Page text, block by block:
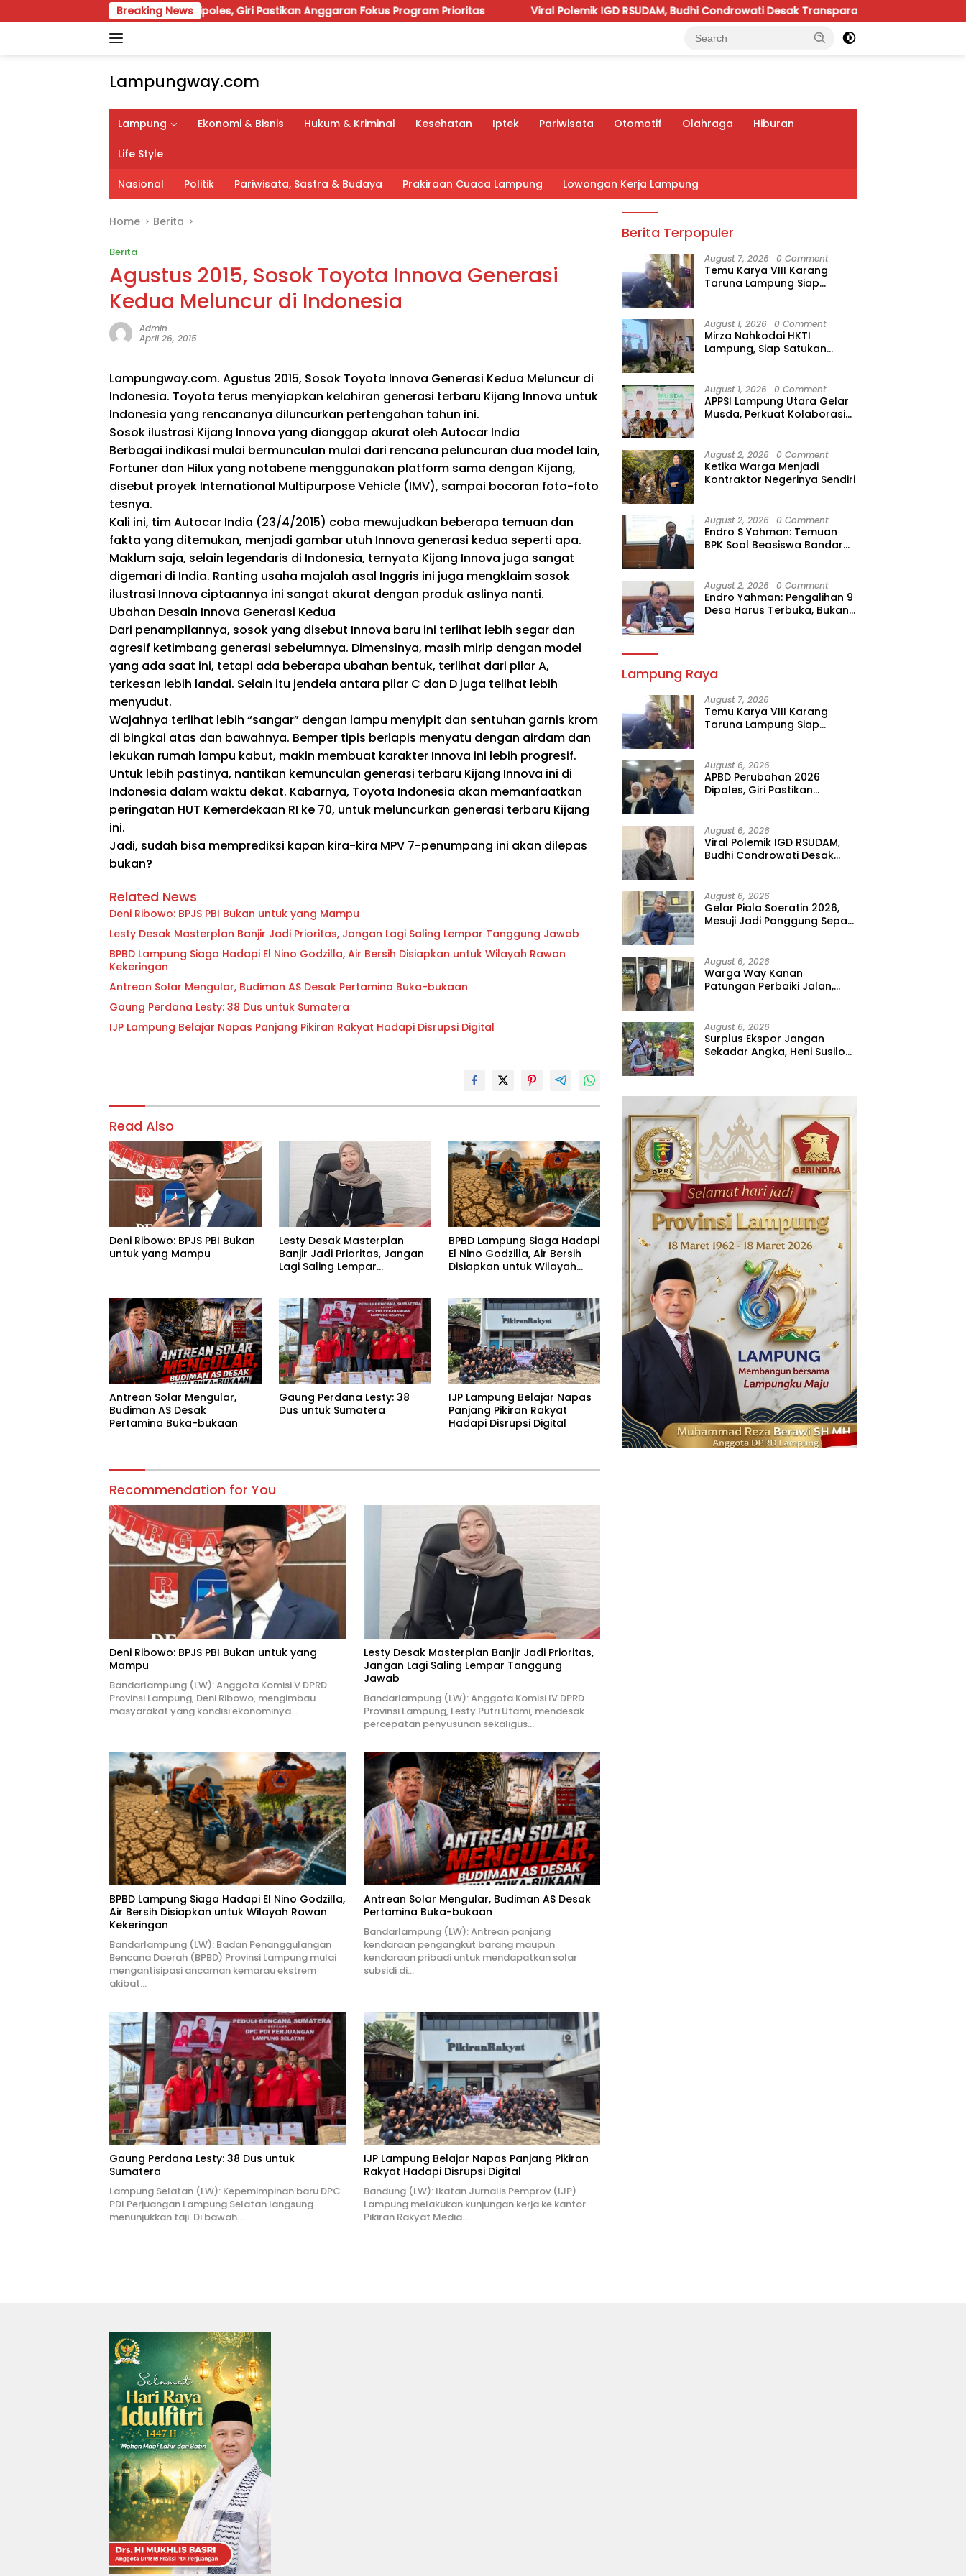
to
Breaking News
Perubahan 2026 Dipoles, Giri Pastikan Anggaran Fokus Program Prioritas Viral Polemik IGD RSUDAM, Budhi Condrowati Desak Transparansi Pelayanan
Lampungway.com
Berita
Daerah
Lampung
Terpercaya
dan
Terupdate
Lampung Ekonomi & Bisnis Hukum & Kriminal Kesehatan Iptek Pariwisata Otomotif Olahraga Hiburan
Life Style
Nasional Politik Pariwisata, Sastra & Budaya Prakiraan Cuaca Lampung Lowongan Kerja Lampung
Home Berita
Berita
Agustus 2015, Sosok Toyota Innova Generasi
Kedua Meluncur di Indonesia
Admin
April 26, 2015
Lampungway.com. Agustus 2015, Sosok Toyota Innova Generasi Kedua Meluncur di
Indonesia. Toyota terus menyiapkan kelahiran generasi terbaru Kijang Innova untuk
Indonesia yang rencananya diluncurkan pertengahan tahun ini.
Sosok ilustrasi Kijang Innova yang dianggap akurat oleh Autocar India
Berbagai indikasi mulai bermunculan mulai dari rencana peluncuran dua model lain,
Fortuner dan Hilux yang notabene menggunakan platform sama dengan Kijang,
disebut proyek International Multipurpose Vehicle (IMV), sampai bocoran foto-foto
tesnya.
Kali ini, tim Autocar India (23/4/2015) coba mewujudkan beberapa temuan dan
fakta yang ditemukan, menjadi gambar utuh Innova generasi kedua seperti apa.
Maklum saja, selain legendaris di Indonesia, ternyata Kijang Innova juga sangat
digemari di India. Ranting usaha majalah asal Inggris ini juga mengklaim sosok
ilustrasi Innova ciptaannya ini sangat akurat dengan produk aslinya nanti.
Ubahan Desain Innova Generasi Kedua
Dari penampilannya, sosok yang disebut Innova baru ini terlihat lebih segar dan
agresif ketimbang generasi sebelumnya. Dimensinya, masih mirip dengan model
yang ada saat ini, tetapi ada beberapa ubahan bentuk, terlihat dari pilar A,
terkesan lebih landai. Selain itu jendela antara pilar C dan D juga telihat lebih
menyudut.
Wajahnya terlihat lebih “sangar” dengan lampu menyipit dan sentuhan garnis krom
di bingkai atas dan bawahnya. Bemper tipis berlapis menyatu dengan airdam dan
lekukan rumah lampu kabut, makin membuat karakter Innova ini lebih progresif.
Untuk lebih pastinya, nantikan kemunculan generasi terbaru Kijang Innova ini di
Indonesia dalam waktu dekat. Kabarnya, Toyota Indonesia akan memanfaatkan
peringatan HUT Kemerdekaan RI ke 70, untuk meluncurkan generasi terbaru Kijang
ini.
Jadi, sudah bisa memprediksi kapan kira-kira MPV 7-penumpang ini akan dilepas
bukan?
Related News
Deni Ribowo: BPJS PBI Bukan untuk yang Mampu
Lesty Desak Masterplan Banjir Jadi Prioritas, Jangan Lagi Saling Lempar Tanggung Jawab
BPBD Lampung Siaga Hadapi El Nino Godzilla, Air Bersih Disiapkan untuk Wilayah Rawan
Kekeringan
Antrean Solar Mengular, Budiman AS Desak Pertamina Buka-bukaan
Gaung Perdana Lesty: 38 Dus untuk Sumatera
IJP Lampung Belajar Napas Panjang Pikiran Rakyat Hadapi Disrupsi Digital
Read Also
Deni Ribowo: BPJS PBI Bukan
untuk yang Mampu
Lesty Desak Masterplan
Banjir Jadi Prioritas, Jangan
Lagi Saling Lempar
BPBD Lampung Siaga Hadapi
El Nino Godzilla, Air Bersih
Disiapkan untuk Wilayah
Antrean Solar Mengular,
Budiman AS Desak
Pertamina Buka-bukaan
Gaung Perdana Lesty: 38
Dus untuk Sumatera
IJP Lampung Belajar Napas
Panjang Pikiran Rakyat
Hadapi Disrupsi Digital
Recommendation for You
Deni Ribowo: BPJS PBI Bukan untuk yang
Mampu
Bandarlampung (LW): Anggota Komisi V DPRD
Provinsi Lampung, Deni Ribowo, mengimbau
masyarakat yang kondisi ekonominya…
Lesty Desak Masterplan Banjir Jadi Prioritas,
Jangan Lagi Saling Lempar Tanggung
Jawab
Bandarlampung (LW): Anggota Komisi IV DPRD
Provinsi Lampung, Lesty Putri Utami, mendesak
percepatan penyusunan sekaligus…
BPBD Lampung Siaga Hadapi El Nino Godzilla,
Air Bersih Disiapkan untuk Wilayah Rawan
Kekeringan
Bandarlampung (LW): Badan Penanggulangan
Bencana Daerah (BPBD) Provinsi Lampung mulai
mengantisipasi ancaman kemarau ekstrem
akibat…
Antrean Solar Mengular, Budiman AS Desak
Pertamina Buka-bukaan
Bandarlampung (LW): Antrean panjang
kendaraan pengangkut barang maupun
kendaraan pribadi untuk mendapatkan solar
subsidi di…
Gaung Perdana Lesty: 38 Dus untuk
Sumatera
Lampung Selatan (LW): Kepemimpinan baru DPC
PDI Perjuangan Lampung Selatan langsung
menunjukkan taji. Di bawah…
IJP Lampung Belajar Napas Panjang Pikiran
Rakyat Hadapi Disrupsi Digital
Bandung (LW): Ikatan Jurnalis Pemprov (IJP)
Lampung melakukan kunjungan kerja ke kantor
Pikiran Rakyat Media…
Berita Terpopuler
August 7, 2026 0 Comment
Temu Karya VIII Karang
Taruna Lampung Siap
August 1, 2026 0 Comment
Mirza Nahkodai HKTI
Lampung, Siap Satukan
August 1, 2026 0 Comment
APPSI Lampung Utara Gelar
Musda, Perkuat Kolaborasi
Bermartabat
August 2, 2026 0 Comment
Ketika Warga Menjadi
Kontraktor Negerinya Sendiri
August 2, 2026 0 Comment
Endro S Yahman: Temuan
BPK Soal Beasiswa Bandar
August 2, 2026 0 Comment
Endro Yahman: Pengalihan 9
Desa Harus Terbuka, Bukan
Lampung Raya
August 7, 2026
Temu Karya VIII Karang
Taruna Lampung Siap
August 6, 2026
APBD Perubahan 2026
Dipoles, Giri Pastikan
August 6, 2026
Viral Polemik IGD RSUDAM,
Budhi Condrowati Desak
August 6, 2026
Gelar Piala Soeratin 2026,
Mesuji Jadi Panggung Sepak
August 6, 2026
Warga Way Kanan
Patungan Perbaiki Jalan,
August 6, 2026
Surplus Ekspor Jangan
Sekadar Angka, Heni Susilo